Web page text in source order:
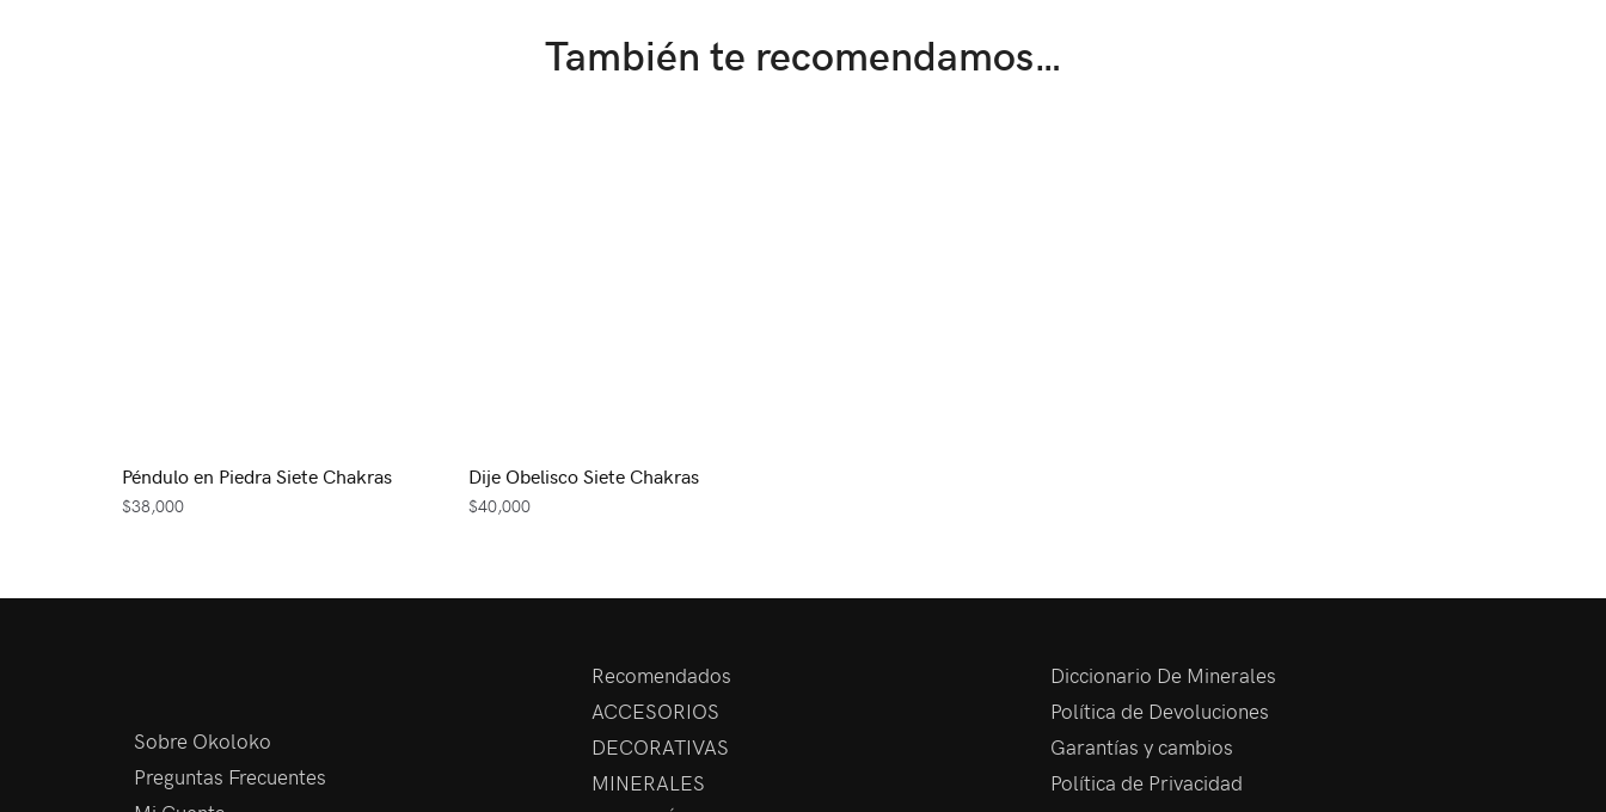
También te recomendamos…
Péndulo en Piedra Siete Chakras
$38,000
Dije Obelisco Siete Chakras
$40,000
Sobre Okoloko
Preguntas Frecuentes
Recomendados
ACCESORIOS
DECORATIVAS
MINERALES
Diccionario De Minerales
Política de Devoluciones
Garantías y cambios
Política de Privacidad